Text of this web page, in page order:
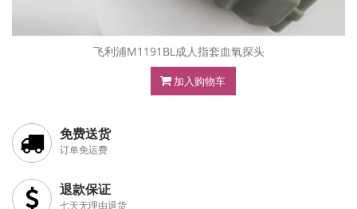
飞利浦M1191BL成人指套血氧探头
加入购物车
免费送货
订单免运费
退款保证
七天无理由退货